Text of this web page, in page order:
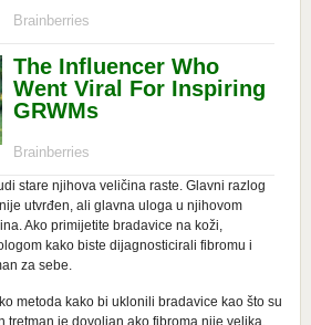
stare njihova veličina raste. Glavni razlog
utvrđen, ali glavna uloga u njihovom
Ako primijetite bradavice na koži,
kako biste dijagnosticirali fibromu i
za sebe.
metoda kako bi uklonili bradavice kao što su
tretman je dovoljan ako fibroma nije velika.